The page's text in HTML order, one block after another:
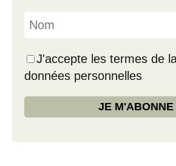
J'accepte les termes de
données personnelles